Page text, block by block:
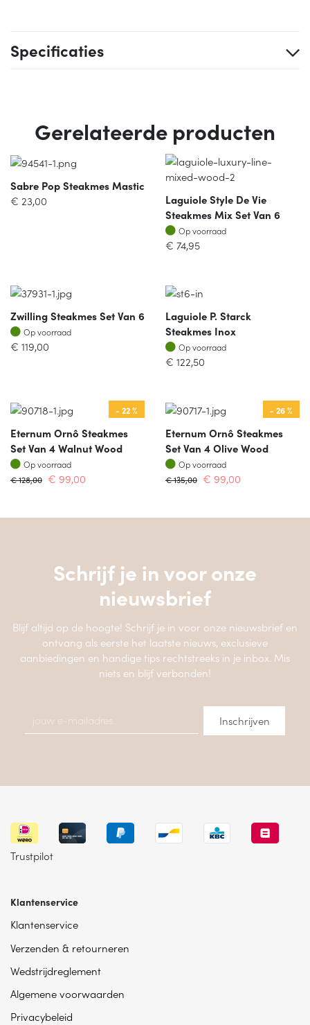
Specificaties
Gerelateerde producten
Sabre Pop Steakmes Mastic
€ 23,00
Laguiole Style De Vie
Steakmes Mix Set Van 6
Op voorraad
Op voorraad
€ 74,95
Zwilling Steakmes Set Van 6
Op voorraad
Op voorraad
€ 119,00
Laguiole P. Starck
Steakmes Inox
Op voorraad
Op voorraad
€ 122,50
- 22 %
Eternum Ornô Steakmes
Set Van 4 Walnut Wood
Op voorraad
Op voorraad
€128,00 € 99,00
- 26 %
Eternum Ornô Steakmes
Set Van 4 Olive Wood
Op voorraad
Op voorraad
€135,00 € 99,00
Schrijf je in voor onze
nieuwsbrief
Blijf altijd op de hoogte! Schrijf je in voor onze nieuwsbrief en
ontvang als eerste het laatste nieuws, exclusieve
aanbiedingen en handige tips rechtstreeks in je inbox. Mis
niets en blijf verbonden!
Trustpilot
Klantenservice
Klantenservice
Verzenden & retourneren
Wedstrijdreglement
Algemene voorwaarden
Privacybeleid